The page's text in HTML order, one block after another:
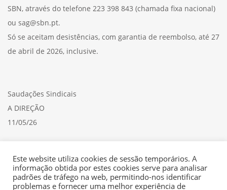
SBN, através do telefone 223 398 843 (chamada fixa nacional)
ou sag@sbn.pt.
Só se aceitam desistências, com garantia de reembolso, até 27
de abril de 2026, inclusive.
Saudações Sindicais
A DIREÇÃO
11/05/26
Este website utiliza cookies de sessão temporários. A
informação obtida por estes cookies serve para analisar
padrões de tráfego na web, permitindo-nos identificar
problemas e fornecer uma melhor experiência de